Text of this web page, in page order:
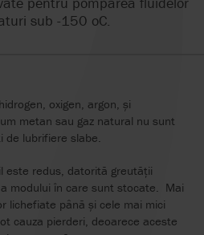
sub -150 oC.
oxigen, argon, și
metan sau gaz natural nu sunt
de lubrifiere slabe.
este redus, datorită greutății
modului în care sunt stocate. Mai
lichefiate până și cele mai mici
cauza pierderi, deoarece aceste